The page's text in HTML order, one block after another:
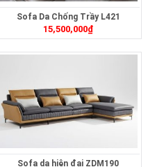
Sofa Da Chống Trầy L421
15,500,000₫
Sofa da hiện đại ZDM190